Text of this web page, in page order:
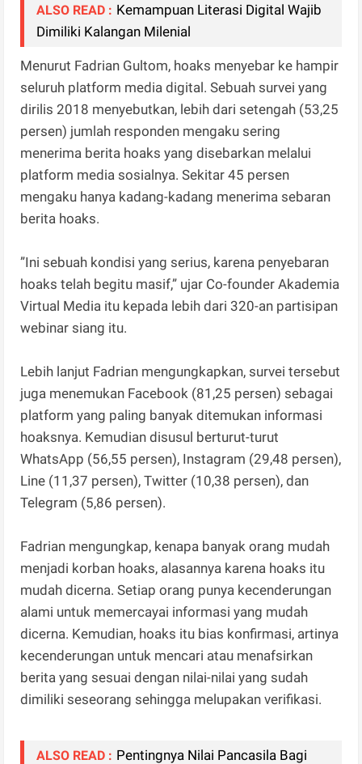
ALSO READ : Kemampuan Literasi Digital Wajib
Dimiliki Kalangan Milenial
Menurut Fadrian Gultom, hoaks menyebar ke hampir
seluruh platform media digital. Sebuah survei yang
dirilis 2018 menyebutkan, lebih dari setengah (53,25
persen) jumlah responden mengaku sering
menerima berita hoaks yang disebarkan melalui
platform media sosialnya. Sekitar 45 persen
mengaku hanya kadang-kadang menerima sebaran
berita hoaks.
”Ini sebuah kondisi yang serius, karena penyebaran
hoaks telah begitu masif,” ujar Co-founder Akademia
Virtual Media itu kepada lebih dari 320-an partisipan
webinar siang itu.
Lebih lanjut Fadrian mengungkapkan, survei tersebut
juga menemukan Facebook (81,25 persen) sebagai
platform yang paling banyak ditemukan informasi
hoaksnya. Kemudian disusul berturut-turut
WhatsApp (56,55 persen), Instagram (29,48 persen),
Line (11,37 persen), Twitter (10,38 persen), dan
Telegram (5,86 persen).
Fadrian mengungkap, kenapa banyak orang mudah
menjadi korban hoaks, alasannya karena hoaks itu
mudah dicerna. Setiap orang punya kecenderungan
alami untuk memercayai informasi yang mudah
dicerna. Kemudian, hoaks itu bias konfirmasi, artinya
kecenderungan untuk mencari atau menafsirkan
berita yang sesuai dengan nilai-nilai yang sudah
dimiliki seseorang sehingga melupakan verifikasi.
ALSO READ : Pentingnya Nilai Pancasila Bagi